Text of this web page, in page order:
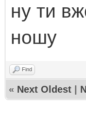
ну ти
ношу
Find
« Next Oldest